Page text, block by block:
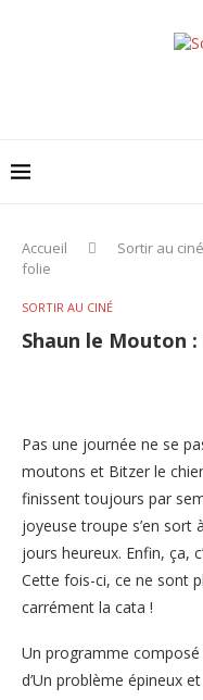
Accueil Sortir au ciné
folie
SORTIR AU CINÉ
Shaun le Mouton
Pas une journée ne se
moutons et Bitzer le
finissent toujours par
joyeuse troupe s’en sort
jours heureux. Enfin, ça,
Cette fois-ci, ce ne sont
carrément la cata !
Un programme composé
d’Un problème épineux